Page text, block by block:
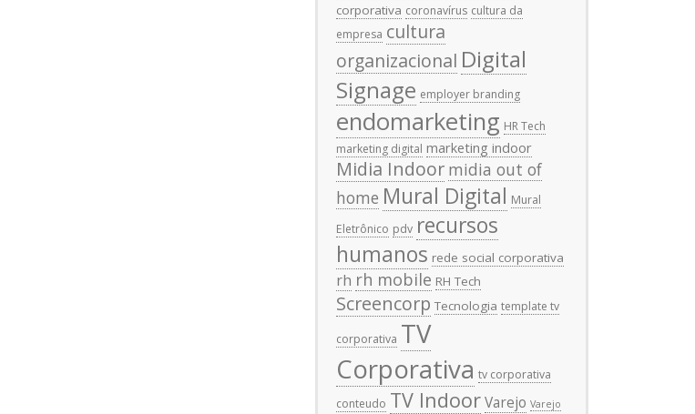
corporativa coronavírus cultura da
empresa cultura
organizacional Digital
Signage employer branding
endomarketing HR Tech
marketing digital marketing indoor
Midia Indoor midia out of
home Mural Digital Mural
Eletrônico pdv recursos
humanos rede social corporativa
rh rh mobile RH Tech
Screencorp Tecnologia template tv
corporativa TV
Corporativa tv corporativa
conteudo TV IndoorVarejo Varejo